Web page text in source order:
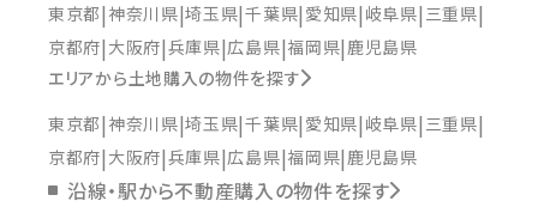
東京都 神奈川県 埼玉県 千葉県 愛知県 岐阜県 三重県
京都府 大阪府 兵庫県 広島県 福岡県 鹿児島県
エリアから土地購入の物件を探す
東京都 神奈川県 埼玉県 千葉県 愛知県 岐阜県 三重県
京都府 大阪府 兵庫県 広島県 福岡県 鹿児島県
沿線・駅から不動産購入の物件を探す